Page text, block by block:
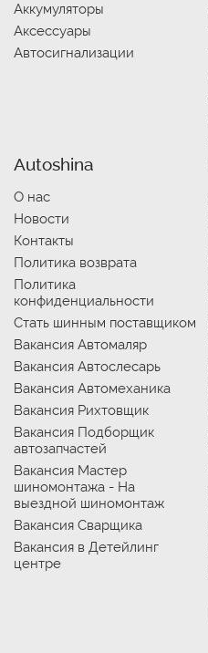
Аккумуляторы
Аксессуары
Автосигнализации
Autoshina
О нас
Новости
Контакты
Политика возврата
Политика
конфиденциальности
Стать шинным поставщиком
Вакансия Автомаляр
Вакансия Автослесарь
Вакансия Автомеханика
Вакансия Рихтовщик
Вакансия Подборщик
автозапчастей
Вакансия Мастер
шиномонтажа - На
выездной шиномонтаж
Вакансия Сварщика
Вакансия в Детейлинг
центре